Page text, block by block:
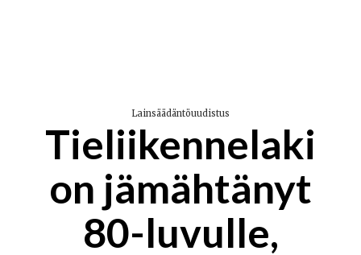
Lainsäädäntöuudistus
Tieliikennelaki
on jämähtänyt
80-luvulle,